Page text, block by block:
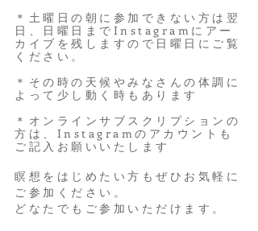
＊土曜日の朝に参加できない方は翌
日、日曜日までInstagramにアー
カイブを残しますので日曜日にご覧
ください。
＊その時の天候やみなさんの体調に
よって少し動く時もあります
＊オンラインサブスクリプションの
方は、Instagramのアカウントも
ご記入お願いいたします
瞑想をはじめたい方もぜひお気軽に
ご参加ください。
どなたでもご参加いただけます。​